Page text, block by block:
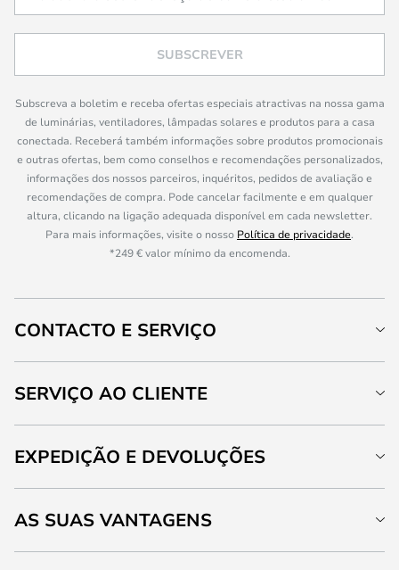
SUBSCREVER
Subscreva a boletim e receba ofertas especiais atractivas na nossa gama
de luminárias, ventiladores, lâmpadas solares e produtos para a casa
conectada. Receberá também informações sobre produtos promocionais
e outras ofertas, bem como conselhos e recomendações personalizados,
informações dos nossos parceiros, inquéritos, pedidos de avaliação e
recomendações de compra. Pode cancelar facilmente e em qualquer
altura, clicando na ligação adequada disponível em cada newsletter.
Para mais informações, visite o nosso Política de privacidade.
*249 € valor mínimo da encomenda.
CONTACTO E SERVIÇO
SERVIÇO AO CLIENTE
EXPEDIÇÃO E DEVOLUÇÕES
AS SUAS VANTAGENS